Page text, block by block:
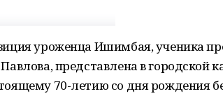
уроженца Ишимбая, ученика
представлена в городской
70-летию со дня рождения